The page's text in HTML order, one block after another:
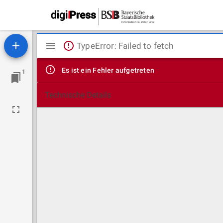
1
Mirador
Viewer
TypeError: Failed to fetch
Es ist ein Fehler aufgetreten
Technische Details